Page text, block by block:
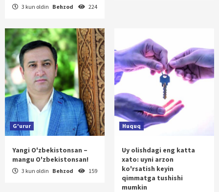
3 kun oldin Behzod 224
G'urur
Yangi O'zbekistonsan –
mangu O'zbekistonsan!
3 kun oldin Behzod 159
Huquq
Uy olishdagi eng katta
xato: uyni arzon
ko'rsatish keyin
qimmatga tushishi
mumkin